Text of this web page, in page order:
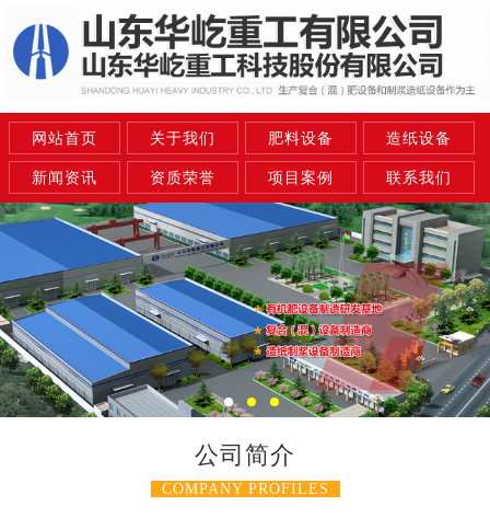
网站首页 关于我们 肥料设备 造纸设备
新闻资讯 资质荣誉 项目案例 联系我们
公司简介
COMPANY PROFILES